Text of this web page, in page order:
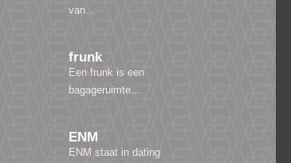
van...
frunk
Een frunk is een
bagageruimte...
ENM
ENM staat in dating